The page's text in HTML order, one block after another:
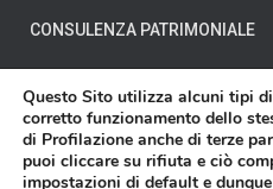
CONSULENZA PATRIMONIALE
CHI SIAMO DOVE
Questo Sito utilizza alcuni tipi
corretto funzionamento dello
di Profilazione anche di terze
puoi cliccare su rifiuta e ciò
impostazioni di default e